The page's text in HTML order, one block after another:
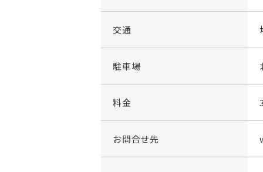
交通
駐車場
料金
お問合せ先